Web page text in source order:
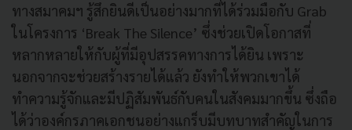
ทางสมาคมฯ รู้สึกยินดีเป็นอย่างมากที่ได้ร่วมมือกับ Grab
ในโครงการ ‘Break The Silence’ ซึ่งช่วยเปิดโอกาสที่
หลากหลายให้กับผู้ที่มีอุปสรรคทางการได้ยิน เพราะ
นอกจากจะช่วยสร้างรายได้แล้ว ยังทำให้พวกเขาได้
ทำความรู้จักและมีปฏิสัมพันธ์กับคนในสังคมมากขึ้น ซึ่งถือ
ได้ว่าองค์กรภาคเอกชนอย่างแกร็บมีบทบาทสำคัญในการ